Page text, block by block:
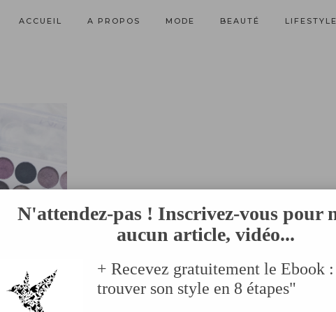
ACCUEIL A PROPOS MODE BEAUTÉ LIFESTYLE
N'attendez-pas ! Inscrivez-vous pour
aucun article, vidéo...
+ Recevez gratuitement le Ebook
trouver son style en 8 étapes"